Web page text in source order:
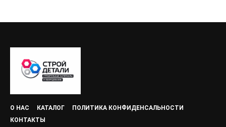
О НАС КАТАЛОГ
ПОЛИТИКА КОНФИДЕНСАЛЬНОСТИ
КОНТАКТЫ